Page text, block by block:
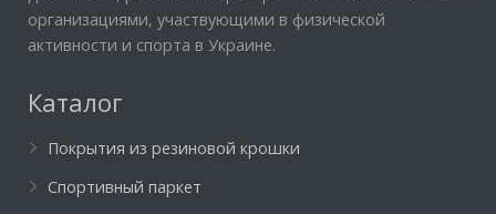
организациями, участвующими в физической
активности и спорта в Украине.
Каталог
Покрытия из резиновой крошки
Спортивный паркет